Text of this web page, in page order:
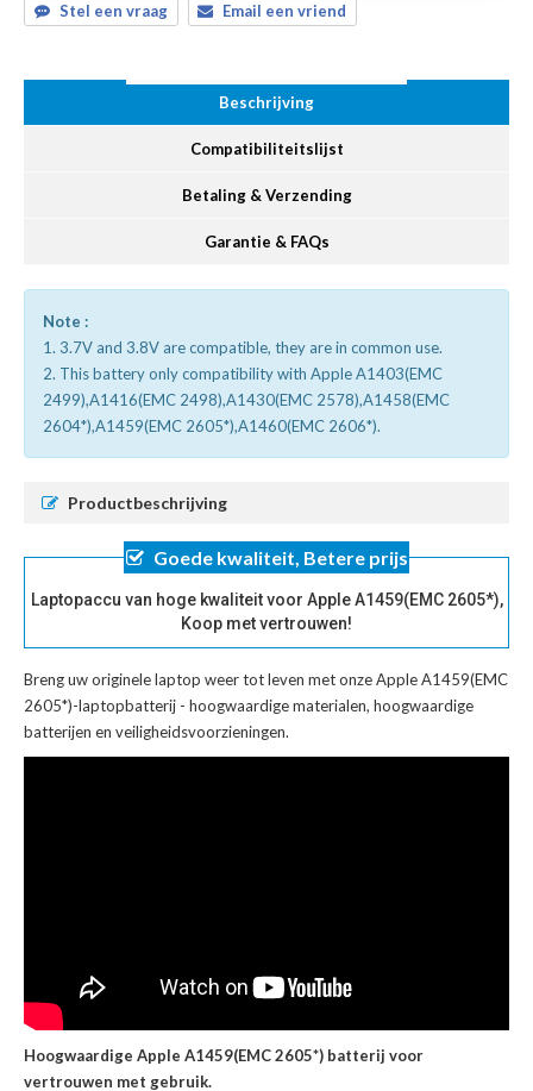
Stel een vraag Email een vriend
Beschrijving
Compatibiliteitslijst
Betaling & Verzending
Garantie & FAQs
Note :
1. 3.7V and 3.8V are compatible, they are in common use.
2. This battery only compatibility with Apple A1403(EMC
2499),A1416(EMC 2498),A1430(EMC 2578),A1458(EMC
2604*),A1459(EMC 2605*),A1460(EMC 2606*).
Productbeschrijving
Goede kwaliteit, Betere prijs
Laptopaccu van hoge kwaliteit voor Apple A1459(EMC 2605*),
Koop met vertrouwen!
Breng uw originele laptop weer tot leven met onzeApple A1459(EMC
2605*)-laptopbatterij - hoogwaardige materialen, hoogwaardige
batterijen en veiligheidsvoorzieningen.
Hoogwaardige Apple A1459(EMC 2605*) batterij voor
vertrouwen met gebruik.